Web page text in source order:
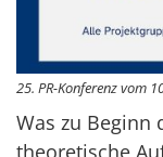
25. PR-Konferenz vom
Was zu Beginn
theoretische